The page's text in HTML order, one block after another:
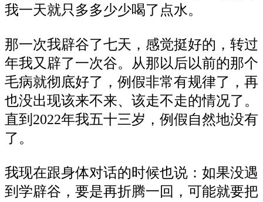
我一天就只多多少少喝了点水。
那一次我辟谷了七天，感觉挺好的，转过
年我又辟了一次谷。从那以后以前的那个
毛病就彻底好了，例假非常有规律了，再
也没出现该来不来、该走不走的情况了。
直到2022年我五十三岁，例假自然地没有
了。
我现在跟身体对话的时候也说：如果没遇
到学辟谷，要是再折腾一回，可能就要把